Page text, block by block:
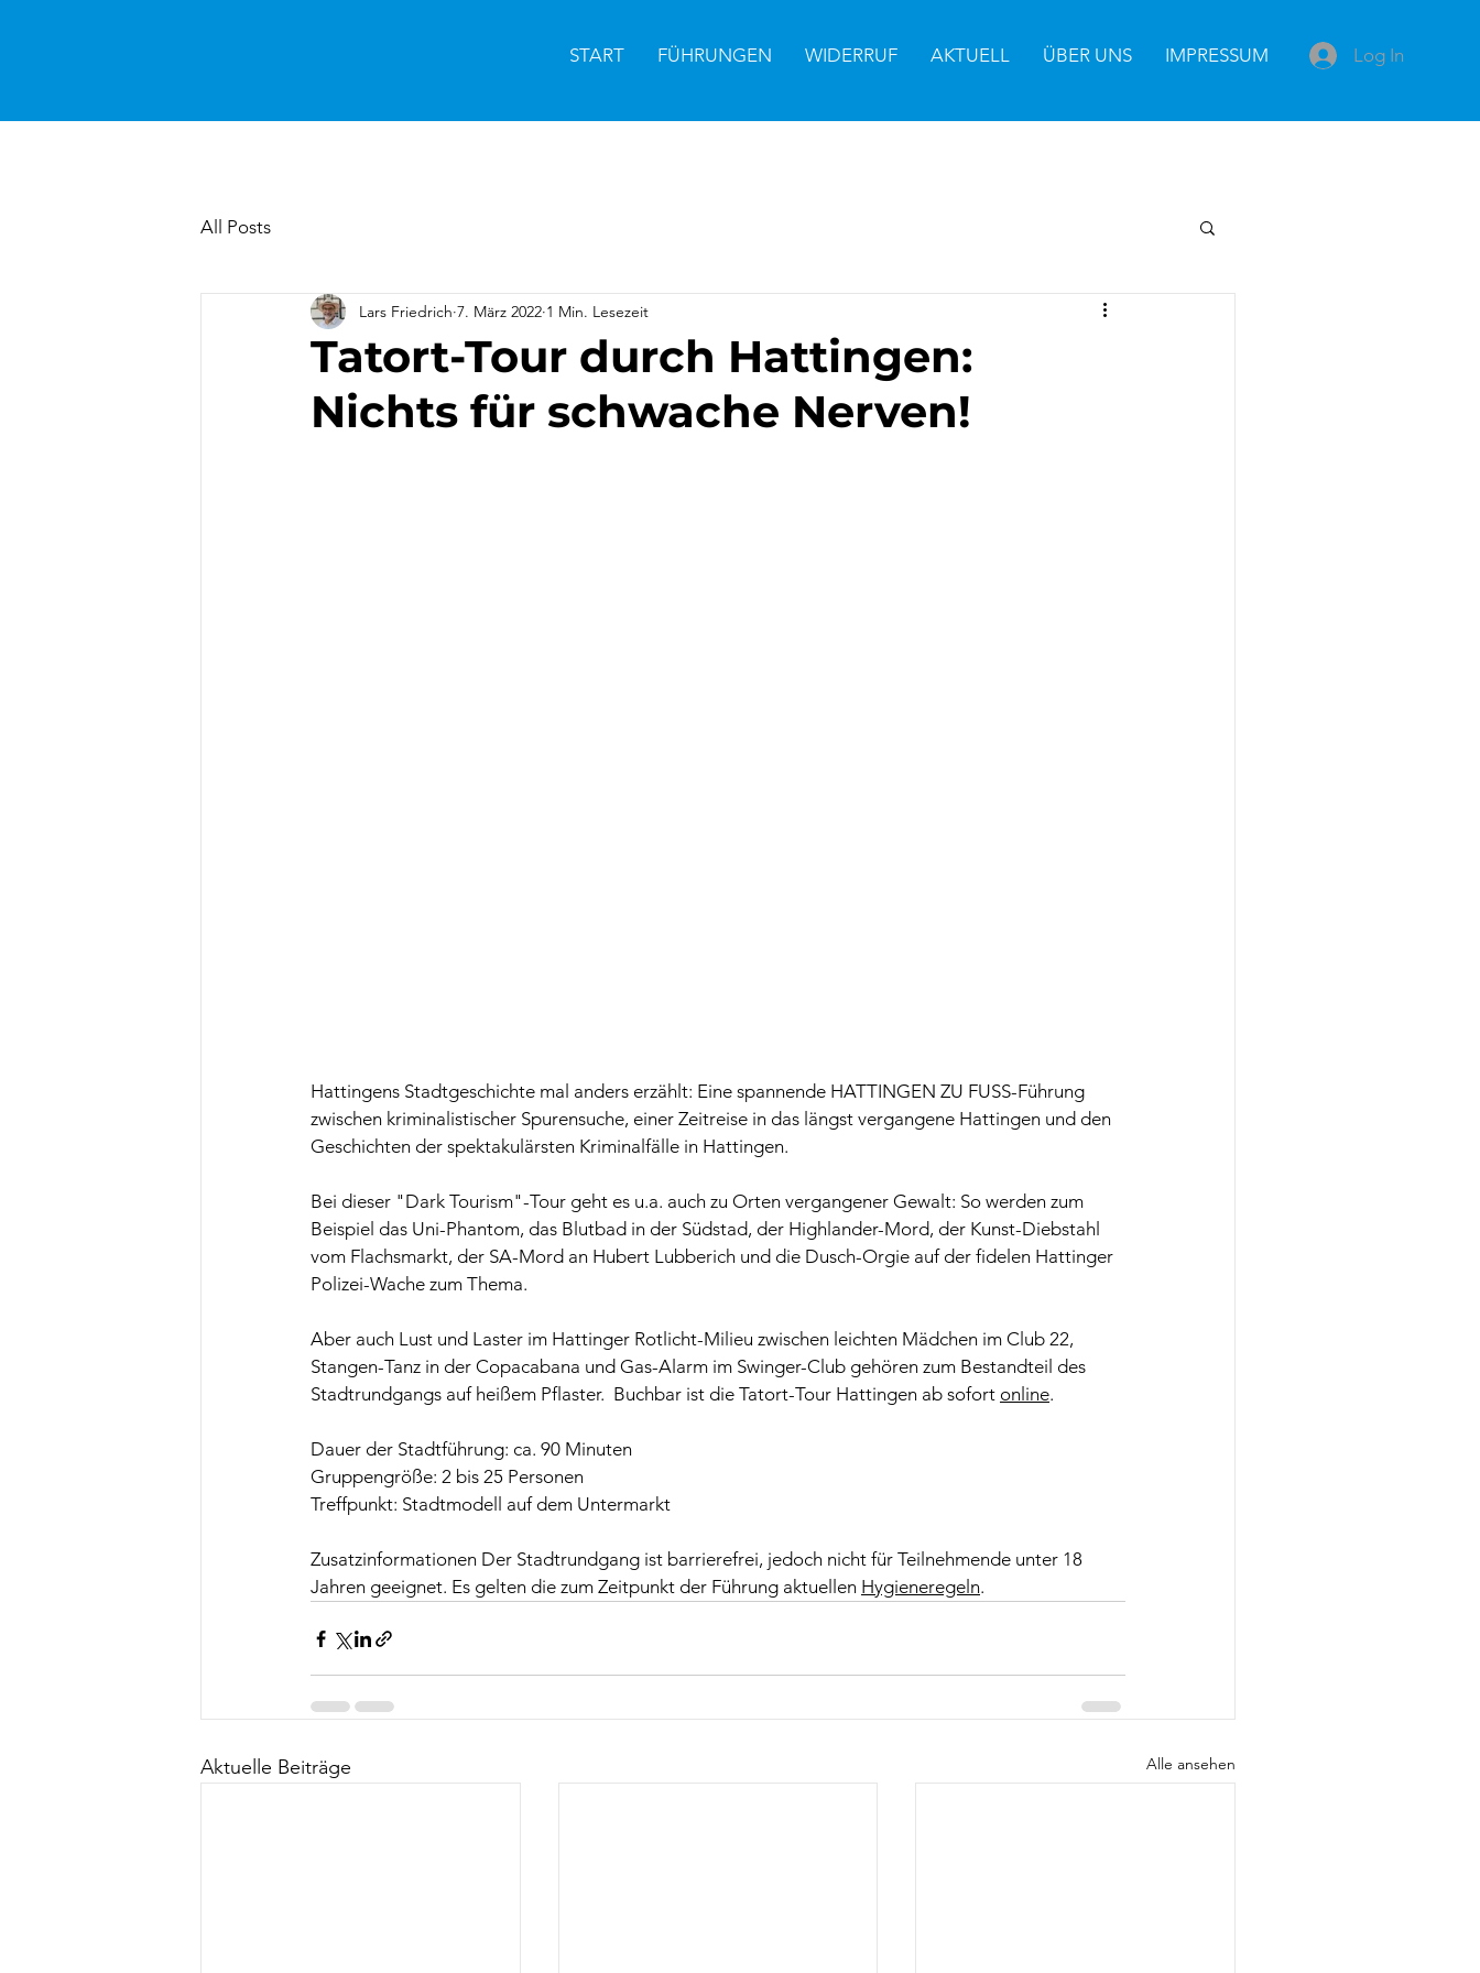
START FÜHRUNGEN WIDERRUF AKTUELL ÜBER UNS IMPRESSUM Log In
All Posts
Tatort-Tour durch Hattingen:
Nichts für schwache Nerven!
Lars Friedrich 7. März 2022 1 Min. Lesezeit
Hattingens Stadtgeschichte mal anders erzählt: Eine spannende HATTINGEN ZU FUSS-Führung
zwischen kriminalistischer Spurensuche, einer Zeitreise in das längst vergangene Hattingen und den
Geschichten der spektakulärsten Kriminalfälle in Hattingen.
Bei dieser "Dark Tourism"-Tour geht es u.a. auch zu Orten vergangener Gewalt: So werden zum
Beispiel das Uni-Phantom, das Blutbad in der Südstad, der Highlander-Mord, der Kunst-Diebstahl
vom Flachsmarkt, der SA-Mord an Hubert Lubberich und die Dusch-Orgie auf der fidelen Hattinger
Polizei-Wache zum Thema.
Aber auch Lust und Laster im Hattinger Rotlicht-Milieu zwischen leichten Mädchen im Club 22,
Stangen-Tanz in der Copacabana und Gas-Alarm im Swinger-Club gehören zum Bestandteil des
Stadtrundgangs auf heißem Pflaster.  Buchbar ist die Tatort-Tour Hattingen ab sofort online.
Dauer der Stadtführung: ca. 90 Minuten
Gruppengröße: 2 bis 25 Personen
Treffpunkt: Stadtmodell auf dem Untermarkt
Zusatzinformationen Der Stadtrundgang ist barrierefrei, jedoch nicht für Teilnehmende unter 18
Jahren geeignet. Es gelten die zum Zeitpunkt der Führung aktuellen Hygieneregeln.
Aktuelle Beiträge Alle ansehen